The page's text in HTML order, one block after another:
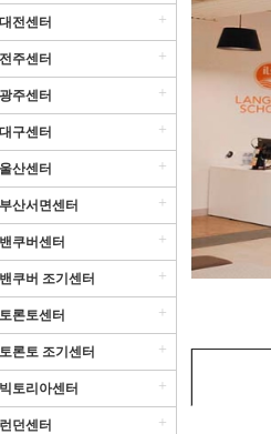
전센터 +
주센터 +
주센터 +
구센터 +
산센터 +
산서면센터 +
쿠버센터 +
쿠버 조기센터 +
론토센터 +
론토 조기센터 +
토리아센터 +
던센터 +